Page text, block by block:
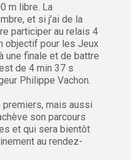
m libre. La
et si j’ai de la
participer au relais 4
objectif pour les Jeux
une finale et de battre
de 4 min 37 s
Philippe Vachon.
premiers, mais aussi
son parcours
et qui sera bientôt
au rendez-